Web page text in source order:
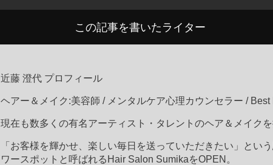
この記事を書いたライター
近藤 澄代 プロフィール
ヘアー＆メイク:美容師 / メンタルケア心理カウンセラー /
現在も数多くの有名アーティスト・タレントのヘア＆メイクを
「お客様を輝かせ、楽しい毎日を送っていただきたい」とい
ワースポットと呼ばれるHair Salon SumikaをOPEN。